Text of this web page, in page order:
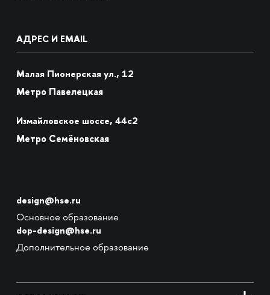
АДРЕС И EMAIL
Малая Пионерская ул., 12
Метро Павелецкая
Измайловское шоссе, 44с2
Метро Семёновская
design@hse.ru
Основное образование
dop-design@hse.ru
Дополнительное образование